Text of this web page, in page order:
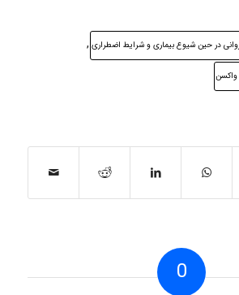
در حین شیوع بیماری و شرایط اضطراری ,
واکسن
0